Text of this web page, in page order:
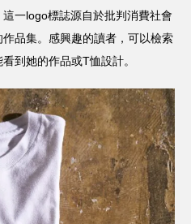
一logo標誌源自於批判消費社會
品集。感興趣的讀者，可以檢索
到她的作品或T恤設計。